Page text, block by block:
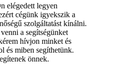
elégedett legyen
cégünk igyekszik a
szolgáltatást kínálni.
a segítségünket
hívjon minket és
és miben segíthetünk.
önnek.